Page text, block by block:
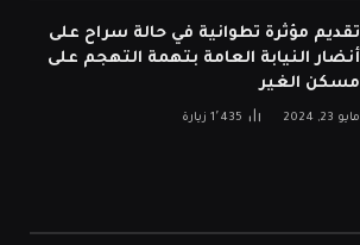
تقديم مؤثرة تطوانية في حالة سراح على
أنضار النيابة العامة بتهمة التهجم على
مسكن الغير
مايو 23, 2024 1٬435 زيارة